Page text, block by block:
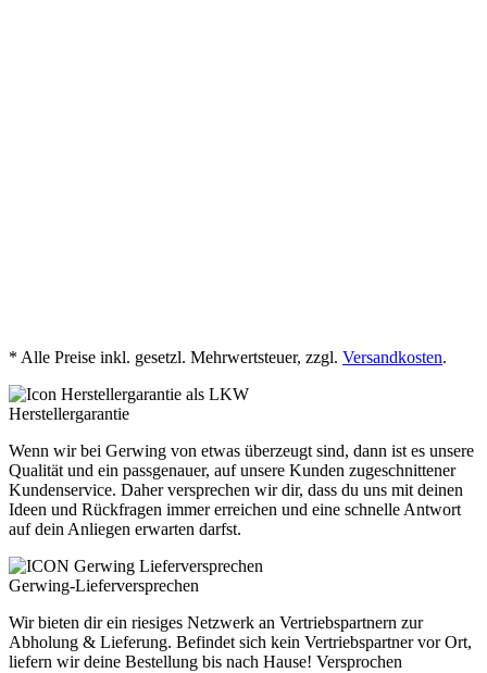
* Alle Preise inkl. gesetzl. Mehrwertsteuer, zzgl. Versandkosten.
Herstellergarantie
Wenn wir bei Gerwing von etwas überzeugt sind, dann ist es unsere
Qualität und ein passgenauer, auf unsere Kunden zugeschnittener
Kundenservice. Daher versprechen wir dir, dass du uns mit deinen
Ideen und Rückfragen immer erreichen und eine schnelle Antwort
auf dein Anliegen erwarten darfst.
Gerwing-Lieferversprechen
Wir bieten dir ein riesiges Netzwerk an Vertriebspartnern zur
Abholung & Lieferung. Befindet sich kein Vertriebspartner vor Ort,
liefern wir deine Bestellung bis nach Hause! Versprochen